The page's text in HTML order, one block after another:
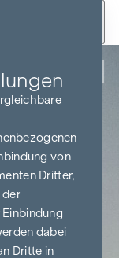
PROVISIONSFREI
BIS BAUBEGINN
von
Dritter,
der
dabei
Dritte in